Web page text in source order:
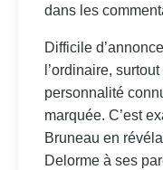
dans les
Difficile
l’ordinaire,
personnalité
marquée. C’est
Bruneau en
Delorme à ses